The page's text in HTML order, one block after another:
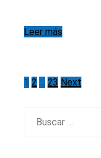
Leer más
de
1 2 … 23 Next